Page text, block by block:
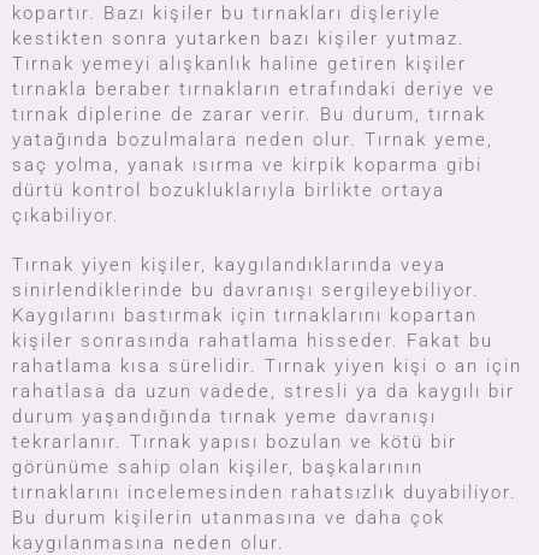
kopartır. Bazı kişiler bu tırnakları dişleriyle
kestikten sonra yutarken bazı kişiler yutmaz.
Tırnak yemeyi alışkanlık haline getiren kişiler
tırnakla beraber tırnakların etrafındaki deriye ve
tırnak diplerine de zarar verir. Bu durum, tırnak
yatağında bozulmalara neden olur. Tırnak yeme,
saç yolma, yanak ısırma ve kirpik koparma gibi
dürtü kontrol bozukluklarıyla birlikte ortaya
çıkabiliyor.
Tırnak yiyen kişiler, kaygılandıklarında veya
sinirlendiklerinde bu davranışı sergileyebiliyor.
Kaygılarını bastırmak için tırnaklarını kopartan
kişiler sonrasında rahatlama hisseder. Fakat bu
rahatlama kısa sürelidir. Tırnak yiyen kişi o an için
rahatlasa da uzun vadede, stresli ya da kaygılı bir
durum yaşandığında tırnak yeme davranışı
tekrarlanır. Tırnak yapısı bozulan ve kötü bir
görünüme sahip olan kişiler, başkalarının
tırnaklarını incelemesinden rahatsızlık duyabiliyor.
Bu durum kişilerin utanmasına ve daha çok
kaygılanmasına neden olur.